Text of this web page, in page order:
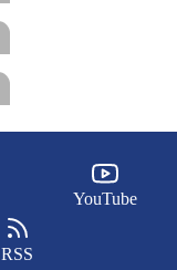
YouTube
RSS